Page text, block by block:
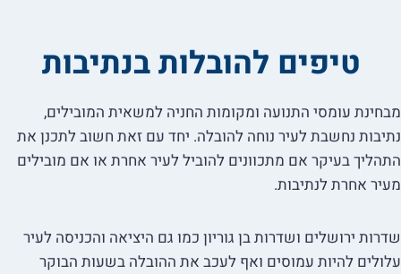
טיפים להובלות בנתיבות
מבחינת עומסי התנועה ומקומות החניה למשאית המובילים,
נתיבות נחשבת לעיר נוחה להובלה. יחד עם זאת חשוב לתכנן את
התהליך בעיקר אם מתכוונים להוביל לעיר אחרת או אם מובילים
מעיר אחרת לנתיבות.
שדרות ירושלים ושדרות בן גוריון כמו גם היציאה והכניסה לעיר
עלולים להיות עמוסים ואף לעכב את ההובלה בשעות הבוקר